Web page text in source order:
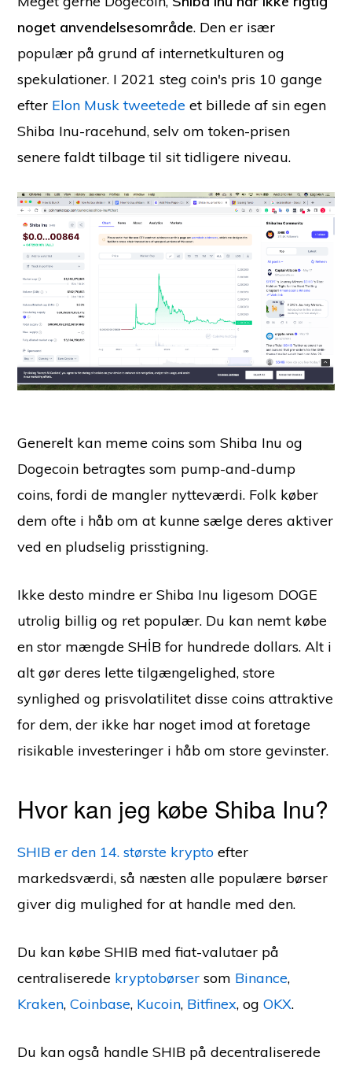
noget anvendelsesområde. Den er især
populær på grund af internetkulturen og
spekulationer. I 2021 steg coin's pris 10 gange
efter Elon Musk tweetedeet billede af sin egen
Shiba Inu-racehund, selv om token-prisen
senere faldt tilbage til sit tidligere niveau.
Generelt kan meme coins som Shiba Inu og
Dogecoin betragtes som pump-and-dump
coins, fordi de mangler nytteværdi. Folk køber
dem ofte i håb om at kunne sælge deres aktiver
ved en pludselig prisstigning.
Ikke desto mindre er Shiba Inu ligesom DOGE
utrolig billig og ret populær. Du kan nemt købe
en stor mængde SHİB for hundrede dollars. Alt i
alt gør deres lette tilgængelighed, store
synlighed og prisvolatilitet disse coins attraktive
for dem, der ikke har noget imod at foretage
risikable investeringer i håb om store gevinster.
Hvor kan jeg købe Shiba Inu?
SHIB er den 14. største krypto efter
markedsværdi, så næsten alle populære børser
giver dig mulighed for at handle med den.
Du kan købe SHIB med fiat-valutaer på
centraliserede kryptobørser som Binance,
Kraken,Coinbase, Kucoin, Bitfinex, ogOKX.
Du kan også handle SHIB på decentraliserede